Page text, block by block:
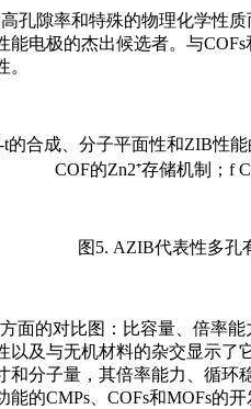
孔隙率和特殊的物理化学
电极的杰出候选者。与
t的合成、分子平面性和ZIB
COF的Zn2⁺存储机制；f
图5. AZIB代表性多孔
面的对比图：比容量、倍率
及与无机材料的杂交显示
分子量，其倍率能力、循
的CMPs、COFs和MOFs的开